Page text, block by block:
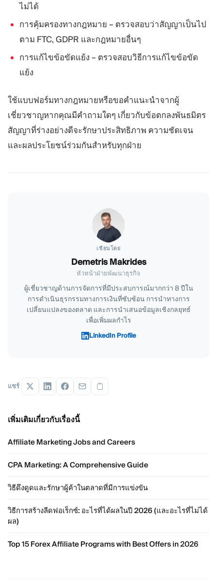
ไม่ได้
การคุ้มครองทางกฎหมาย – ตรวจสอบว่าสัญญาเป็นไป
ตาม FTC, GDPR และกฎหมายอื่นๆ
การแก้ไขข้อขัดแย้ง – ตรวจสอบวิธีการแก้ไขข้อขัด
แย้ง
ใช้แบบฟอร์มทางกฎหมายหรือขอคำแนะนำจากผู้
เชี่ยวชาญหากคุณมีคำถามใดๆ เกี่ยวกับข้อตกลงพันธมิตร
สัญญาที่ร่างอย่างดีจะรักษาประสิทธิภาพ ความชัดเจน
และผลประโยชน์ร่วมกันสำหรับทุกฝ่าย
เขียนโดย
Demetris Makrides
หัวหน้าฝ่ายพัฒนาธุรกิจ
ผู้เชี่ยวชาญด้านการจัดการที่มีประสบการณ์มากกว่า 8 ปีใน
การดำเนินธุรกรรมทางการเงินที่ซับซ้อน การนำทางการ
เปลี่ยนแปลงของตลาด และการนำเสนอข้อมูลเชิงกลยุทธ์
เพื่อเพิ่มผลกำไร
LinkedIn Profile
แชร์
เพิ่มเติมเกี่ยวกับเรื่องนี้
Affiliate Marketing Jobs and Careers
CPA Marketing: A Comprehensive Guide
วิธีดึงดูดและรักษาผู้ค้าในตลาดที่มีการแข่งขัน
วิธีการสร้างลีดฟอเร็กซ์: อะไรที่ได้ผลในปี 2026 (และอะไรที่ไม่ได้
ผล)
Top 15 Forex Affiliate Programs with Best Offers in 2026